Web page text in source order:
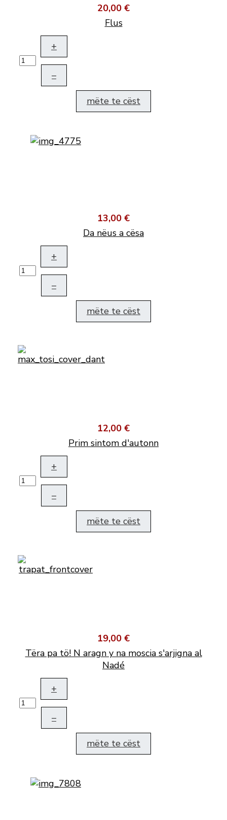
20,00 €
Flus
+
–
mëte te cëst
13,00 €
Da nëus a cësa
+
–
mëte te cëst
12,00 €
Prim sintom d'autonn
+
–
mëte te cëst
19,00 €
Tëra pa tö! N aragn y na moscia s'arjigna al
Nadé
+
–
mëte te cëst